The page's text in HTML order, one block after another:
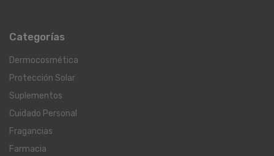
Categorías
Dermocosmética
Protección Solar
Suplementos
Cuidado Personal
Fragancias
Farmacia